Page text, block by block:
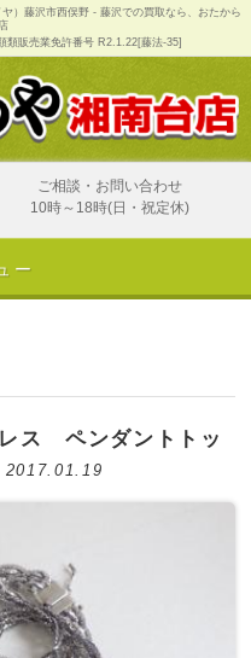
藤沢市西俣野 - 藤沢での買取なら、おたから
類販売業免許番号 R2.1.22[藤法-35]
ご相談・お問い合わせ
10時～18時(日・祝定休)
ー
ス ペンダントトッ
2017.01.19